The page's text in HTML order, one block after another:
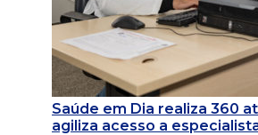
Saúde em Dia realiza 360
agiliza acesso a